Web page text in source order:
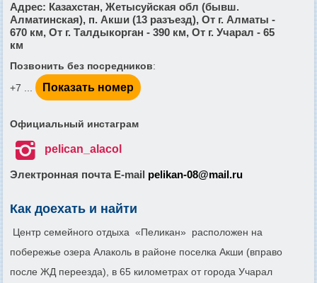
Адрес: Казахстан, Жетысуйская обл (бывш.
Алматинская), п. Акши (13 разъезд), От г. Алматы -
670 км, От г. Талдыкорган - 390 км, От г. Учарал - 65
км
Позвонить без посредников:
+7 ...
Показать номер
Официальный инстаграм
 pelican_alacol
Электронная почта E-mail pelikan-08@mail.ru
Как доехать и найти
Центр семейного отдыха «Пеликан» расположен на
побережье озера Алаколь в районе поселка Акши (вправо
после ЖД переезда), в 65 километрах от города Учарал